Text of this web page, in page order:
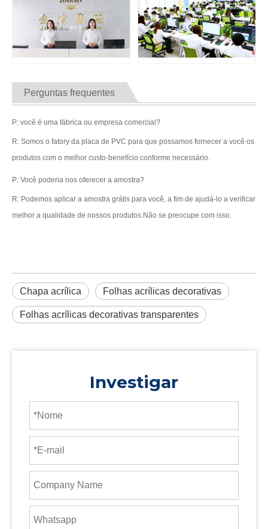
Perguntas frequentes
P: você é uma fábrica ou empresa comercial?
R: Somos o fatory da placa de PVC para que possamos fornecer a você os
produtos com o melhor custo-benefício conforme necessário.
P: Você poderia nos oferecer a amostra?
R: Podemos aplicar a amostra grátis para você, a fim de ajudá-lo a verificar
melhor a qualidade de nossos produtos.Não se preocupe com isso.
Chapa acrílica Folhas acrílicas decorativas
Folhas acrílicas decorativas transparentes
Investigar